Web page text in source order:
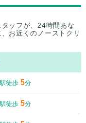
ッフが、24時間あな
お近くのノーストクリ
徒歩5分
徒歩5分